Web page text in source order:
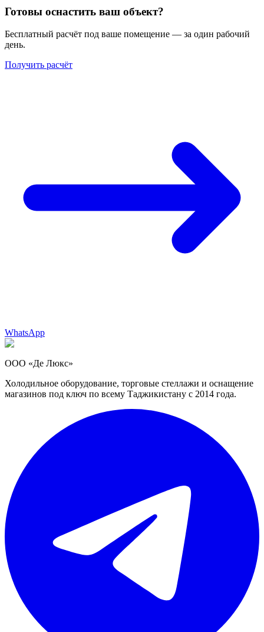
Готовы оснастить ваш объект?
Бесплатный расчёт под ваше помещение — за один рабочий
день.
Получить расчёт
WhatsApp
ООО «Де Люкс»
Холодильное оборудование, торговые стеллажи и оснащение
магазинов под ключ по всему Таджикистану с 2014 года.